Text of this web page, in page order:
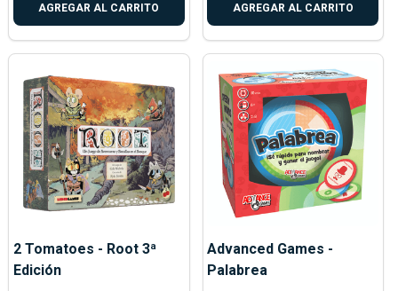
AGREGAR AL CARRITO AGREGAR AL CARRITO
2 Tomatoes - Root 3ª
Edición
Advanced Games -
Palabrea